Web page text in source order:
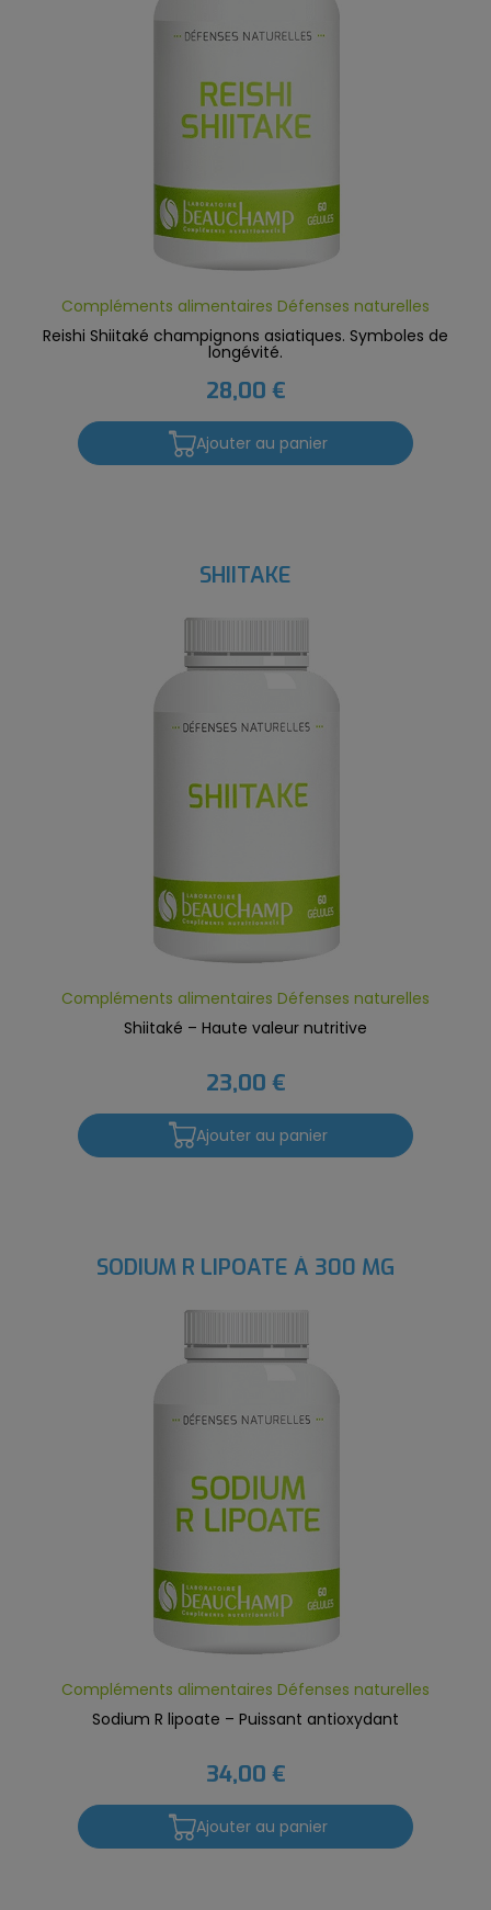
Compléments alimentaires Défenses naturelles
Reishi Shiitaké champignons asiatiques. Symboles de
longévité.
28,00 €
Ajouter au panier
SHIITAKE
Compléments alimentaires Défenses naturelles
Shiitaké – Haute valeur nutritive
23,00 €
Ajouter au panier
SODIUM R LIPOATE À 300 MG
Compléments alimentaires Défenses naturelles
Sodium R lipoate – Puissant antioxydant
34,00 €
Ajouter au panier